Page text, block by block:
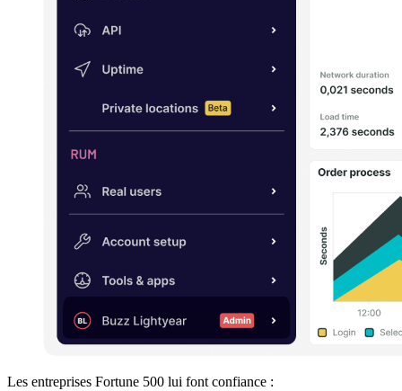
Les entreprises Fortune 500 lui font confiance :